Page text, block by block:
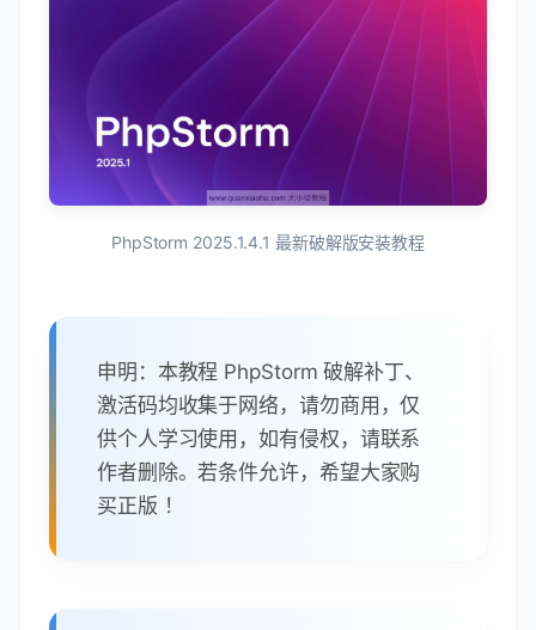
PhpStorm 2025.1.4.1 最新破解版安装教程
申明：本教程 PhpStorm 破解补丁、
激活码均收集于网络，请勿商用，仅
供个人学习使用，如有侵权，请联系
作者删除。若条件允许，希望大家购
买正版 ！